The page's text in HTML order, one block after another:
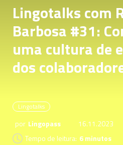
Lingotalks com
Barbosa #31:
uma cultura de
dos
Lingotalks
por Lingopass
16.11.2023
Tempo de leitura: 6 minutos